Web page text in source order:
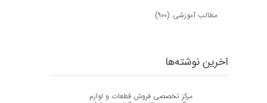
مطالب آموزشی (۹۰۰)
اخرین نوشته‌ها
مرکز تخصصی فروش قطعات و لوازم